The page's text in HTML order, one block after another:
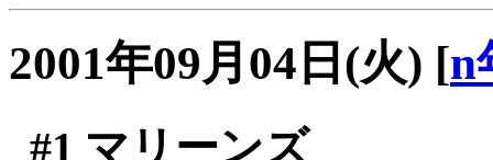
2001年09月04日(火) [n
#1 マリーンズ